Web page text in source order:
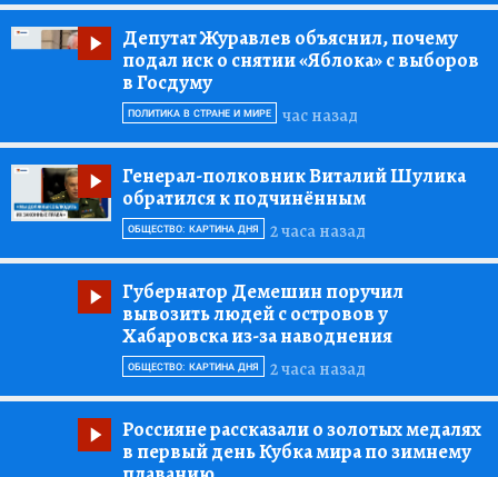
Депутат Журавлев объяснил, почему
подал иск о снятии «Яблока» с выборов
в Госдуму
час назад
ПОЛИТИКА В СТРАНЕ И МИРЕ
Генерал-полковник Виталий Шулика
обратился к подчинённым
2 часа назад
ОБЩЕСТВО: КАРТИНА ДНЯ
Губернатор Демешин поручил
вывозить людей с островов у
Хабаровска из-за наводнения
2 часа назад
ОБЩЕСТВО: КАРТИНА ДНЯ
Россияне рассказали о золотых медалях
в первый день Кубка мира по зимнему